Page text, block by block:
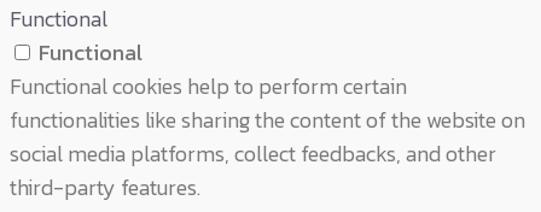
Functional
Functional
Functional cookies help to perform certain
functionalities like sharing the content of the website on
social media platforms, collect feedbacks, and other
third-party features.